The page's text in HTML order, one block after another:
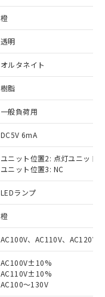
橙
透明
オルタネイト
樹脂
一般負荷用
DC5V 6mA
ユニット位置2: 点灯ユニット
ユニット位置3: NC
LEDランプ
橙
AC100V、AC110V、AC120V
AC100V±10%
AC110V±10%
AC100～130V